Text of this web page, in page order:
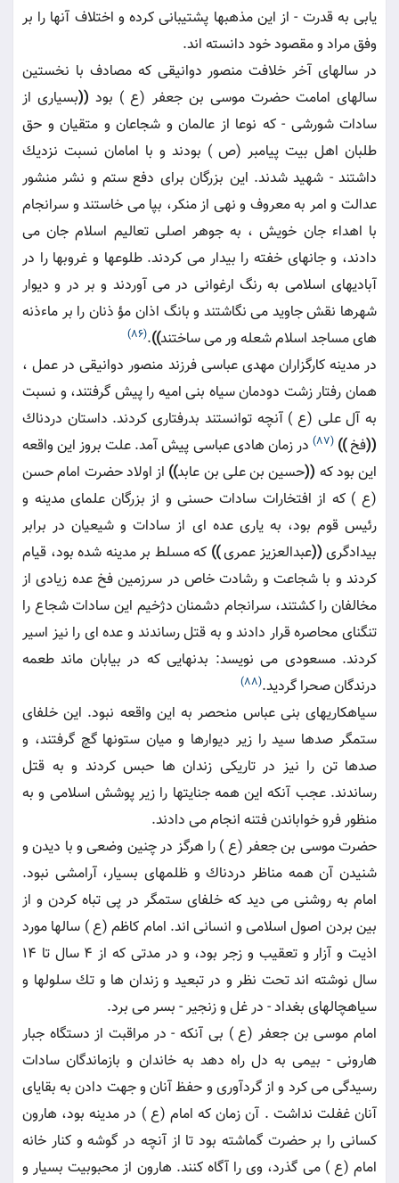
يابى به قدرت - از اين مذهبها پشتيبانى كرده و اختلاف آنها را بر
وفق مراد و مقصود خود دانسته اند.
در سالهاى آخر خلافت منصور دوانيقى كه مصادف با نخستين
سالهاى امامت حضرت موسى بن جعفر (ع ) بود ((بسيارى از
سادات شورشى - كه نوعا از عالمان و شجاعان و متقيان و حق
طلبان اهل بيت پيامبر (ص ) بودند و با امامان نسبت نزديك
داشتند - شهيد شدند. اين بزرگان براى دفع ستم و نشر منشور
عدالت و امر به معروف و نهى از منكر، بپا مى خاستند و سرانجام
با اهداء جان خويش ، به جوهر اصلى تعاليم اسلام جان مى
دادند، و جانهاى خفته را بيدار مى كردند. طلوعها و غروبها را در
آباديهاى اسلامى به رنگ ارغوانى در مى آوردند و بر در و ديوار
شهرها نقش جاويد مى نگاشتند و بانگ اذان مؤ ذنان را بر ماءذنه
هاى مساجد اسلام شعله ور مى ساختند))
.
(86)
در مدينه كارگزاران مهدى عباسى فرزند منصور دوانيقى در عمل ،
همان رفتار زشت دودمان سياه بنى اميه را پيش گرفتند، و نسبت
به آل على (ع ) آنچه توانستند بدرفتارى كردند. داستان دردناك
((فخ))
(87)
در زمان هادى عباسى پيش آمد. علت بروز اين واقعه
اين بود كه ((حسين بن على بن عابد)) از اولاد حضرت امام حسن
(ع ) كه از افتخارات سادات حسنى و از بزرگان علماى مدينه و
رئيس قوم بود، به يارى عده اى از سادات و شيعيان در برابر
بيدادگرى ((عبدالعزيز عمرى)) كه مسلط بر مدينه شده بود، قيام
كردند و با شجاعت و رشادت خاص در سرزمين فخ عده زيادى از
مخالفان را كشتند، سرانجام دشمنان دژخيم اين سادات شجاع را
تنگناى محاصره قرار دادند و به قتل رساندند و عده اى را نيز اسير
كردند. مسعودى مى نويسد: بدنهايى كه در بيابان ماند طعمه
درندگان صحرا گرديد.(88)
سياهكاريهاى بنى عباس منحصر به اين واقعه نبود. اين خلفاى
ستمگر صدها سيد را زير ديوارها و ميان ستونها گچ گرفتند، و
صدها تن را نيز در تاريكى زندان ها حبس كردند و به قتل
رساندند. عجب آنكه اين همه جنايتها را زير پوشش اسلامى و به
منظور فرو خواباندن فتنه انجام مى دادند.
حضرت موسى بن جعفر (ع ) را هرگز در چنين وضعى و با ديدن و
شنيدن آن همه مناظر دردناك و ظلمهاى بسيار، آرامشى نبود.
امام به روشنى مى ديد كه خلفاى ستمگر در پى تباه كردن و از
بين بردن اصول اسلامى و انسانى اند. امام كاظم (ع ) سالها مورد
اذيت و آزار و تعقيب و زجر بود، و در مدتى كه از 4 سال تا 14
سال نوشته اند تحت نظر و در تبعيد و زندان ها و تك سلولها و
سياهچالهاى بغداد - در غل و زنجير - بسر مى برد.
امام موسى بن جعفر (ع ) بى آنكه - در مراقبت از دستگاه جبار
هارونى - بيمى به دل راه دهد به خاندان و بازماندگان سادات
رسيدگى مى كرد و از گردآورى و حفظ آنان و جهت دادن به بقاياى
آنان غفلت نداشت . آن زمان كه امام (ع ) در مدينه بود، هارون
كسانى را بر حضرت گماشته بود تا از آنچه در گوشه و كنار خانه
امام (ع ) مى گذرد، وى را آگاه كنند. هارون از محبوبيت بسيار و